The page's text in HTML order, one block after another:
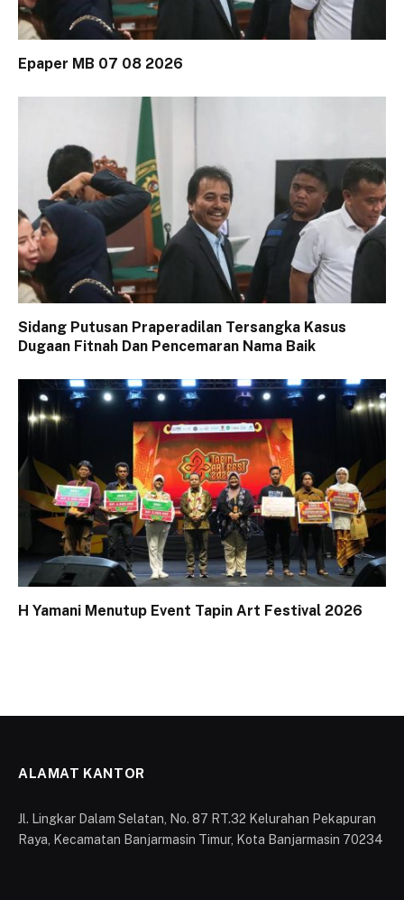
Epaper MB 07 08 2026
Sidang Putusan Praperadilan Tersangka Kasus
Dugaan Fitnah Dan Pencemaran Nama Baik
H Yamani Menutup Event Tapin Art Festival 2026
ALAMAT KANTOR
Jl. Lingkar Dalam Selatan, No. 87 RT.32 Kelurahan Pekapuran
Raya, Kecamatan Banjarmasin Timur, Kota Banjarmasin 70234